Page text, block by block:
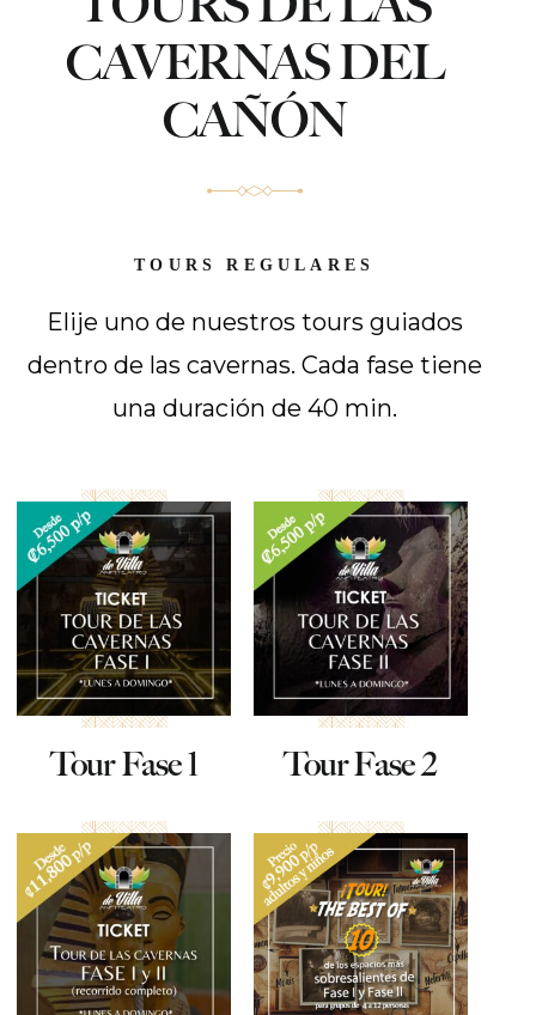
CAVERNAS DEL
CAÑÓN
TOURS REGULARES
Elije uno de nuestros tours guiados
dentro de las cavernas. Cada fase tiene
una duración de 40 min.
Tour Fase 1 Tour Fase 2